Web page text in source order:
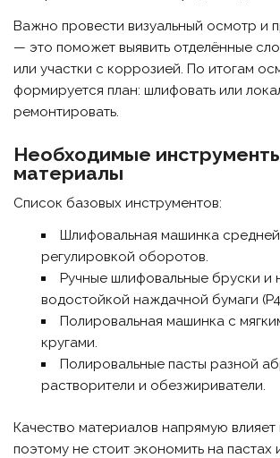
Важно провести визуальный осмотр и
— это поможет выявить отделённые
или участки с коррозией. По итогам
формируется план: шлифовать или
ремонтировать.
Необходимые
материалы
Список базовых инструментов:
Шлифовальная машинка
регулировкой оборотов.
Ручные шлифовальные бруски и
водостойкой наждачной бумаги
Полировальная машинка с
кругами.
Полировальные пасты разной
растворители и обезжириватели.
Качество материалов напрямую влияет
поэтому не стоит экономить на пастах